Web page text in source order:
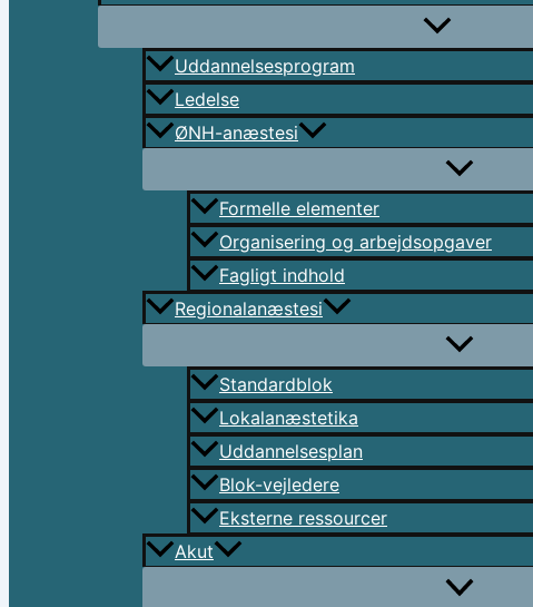
Uddannelsesprogram
Ledelse
ØNH-anæstesi
Formelle elementer
Organisering og arbejdsopgaver
Fagligt indhold
Regionalanæstesi
Standardblok
Lokalanæstetika
Uddannelsesplan
Blok-vejledere
Eksterne ressourcer
Akut